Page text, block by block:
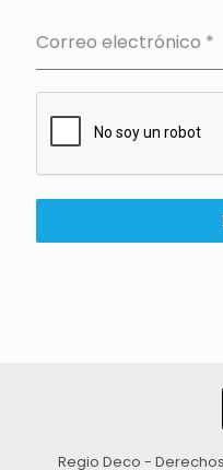
Correo electrónico *
Regio Deco -